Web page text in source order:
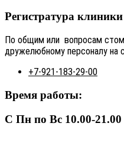
Регистратура клиники
По общим или вопросам
дружелюбному персоналу на
+7-921-183-29-00
Время работы:
С Пн по Вс 10.00-21.00